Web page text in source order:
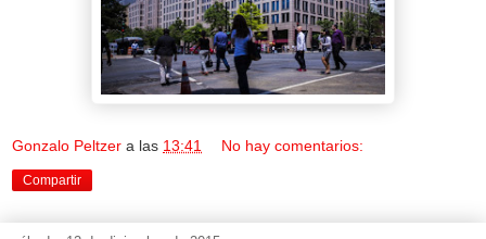
Gonzalo Peltzer a las 13:41 No hay comentarios:
Compartir